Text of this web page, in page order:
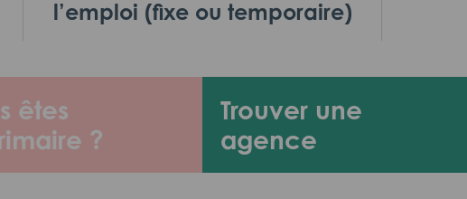
êtes
?
Trouver une
agence
l’emploi (fixe ou temporaire)